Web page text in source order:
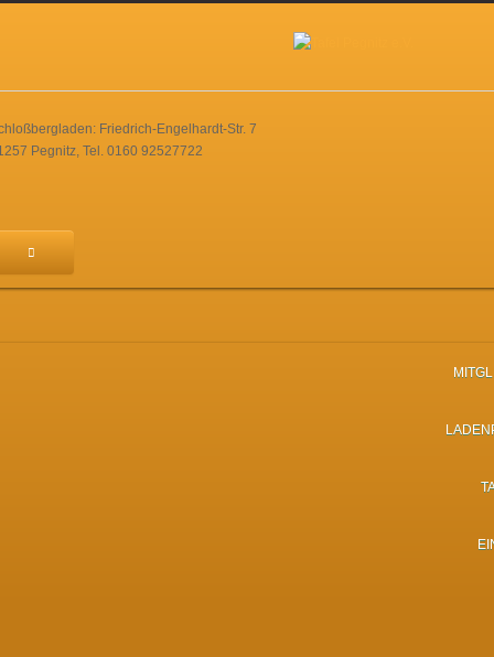
Friedrich-Engelhardt-Str. 7
Pegnitz, Tel. 0160 92527722